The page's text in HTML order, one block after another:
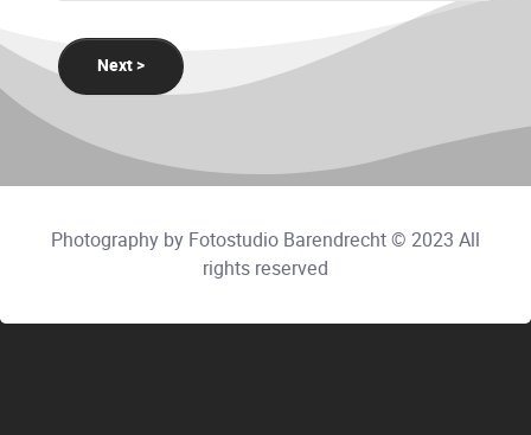
Next >
Photography by Fotostudio Barendrecht © 2023 All
rights reserved